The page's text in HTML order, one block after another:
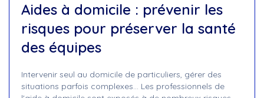
Aides à domicile : prévenir les
risques pour préserver la santé
des équipes
Intervenir seul au domicile de particuliers, gérer des
situations parfois complexes... Les professionnels de